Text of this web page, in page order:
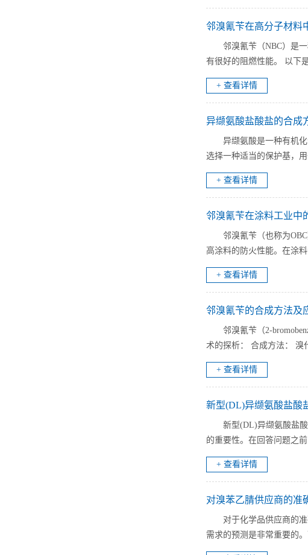
邻溴氰苄在高分子材料
邻溴氰苄（NBC）是
有很好的阻燃性能。 以下
+ 查看详情
异缬氨酸盐酸盐的合成
异缬氨酸是一种有机
选择一种适当的保护基，
+ 查看详情
邻溴氰苄在涂料工业中
邻溴氰苄（也称为
高涂料的防火性能。在涂
+ 查看详情
邻溴氰苄的合成方法及
邻溴氰苄（2-
术的探析： 合成方法： 溴
+ 查看详情
新型(DL)异缬氨酸盐酸
新型(DL)异缬氨酸盐
的重要性。在回答问题之
+ 查看详情
对溴苯乙腈供应商的准
对于化学品供应商的
需求的预测是非常重要的